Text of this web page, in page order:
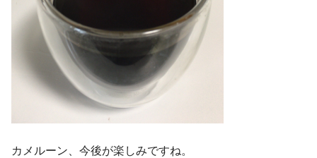
カメルーン、今後が楽しみですね。